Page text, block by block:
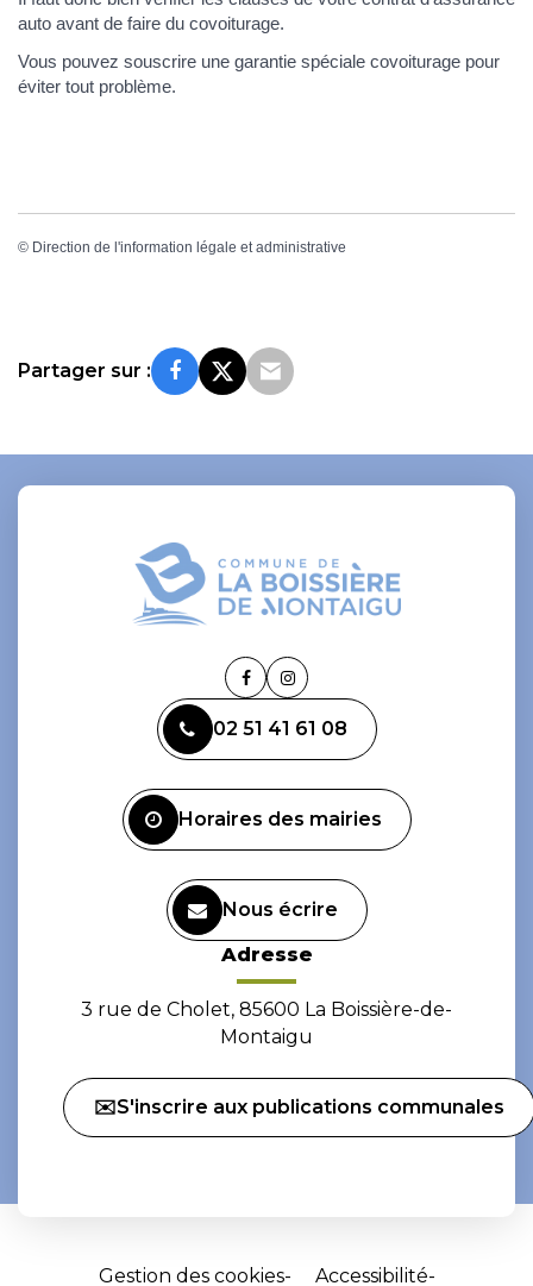
auto avant de faire du covoiturage.
Vous pouvez souscrire une garantie spéciale covoiturage pour
éviter tout problème.
© Direction de l'information légale et administrative
Partager sur :
Lien
le
compte
Lien
le
compte
02 51 41 61 08
Horaires des mairies
Nous écrire
Adresse
3 rue de Cholet, 85600 La Boissière-de-
Montaigu
✉️S'inscrire aux publications communales
Gestion des cookies Accessibilité